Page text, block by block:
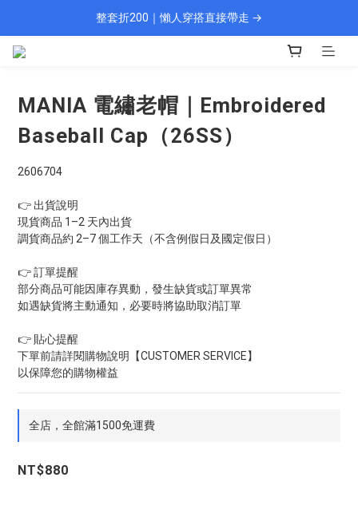
🎁 新會員填資料送 $100 購物金
整套折200｜懶人穿搭直接帶走 →
MANIA 電繡老帽｜Embroidered
Baseball Cap（26SS）
2606704
👉 出貨說明
現貨商品 1–2 天內出貨
調貨商品約 2–7 個工作天（不含例假日及國定假日）
👉 訂單提醒
部分商品可能因庫存異動，發生缺貨或訂單異常
如遇缺貨將主動通知，必要時將協助取消訂單
👉 貼心提醒
下單前請詳閱購物說明【CUSTOMER SERVICE】
以保障您的購物權益
全店，全館滿1500免運費
NT$880